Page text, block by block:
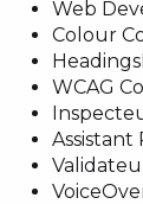
Web
Colour
WCAG
Assistant